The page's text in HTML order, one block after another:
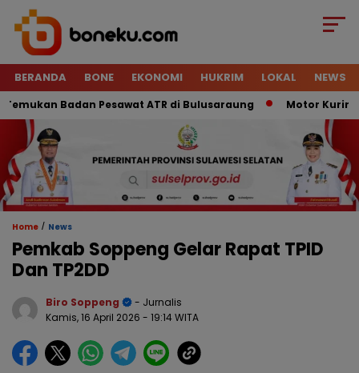
BERANDA BONE EKONOMI HUKRIM LOKAL NEWS
Badan Pesawat ATR di Bulusaraung Motor Kurir Raib
Home / News
Pemkab Soppeng Gelar Rapat TPID
Dan TP2DD
Biro Soppeng
- Jurnalis
Kamis, 16 April 2026 - 19:14 WITA